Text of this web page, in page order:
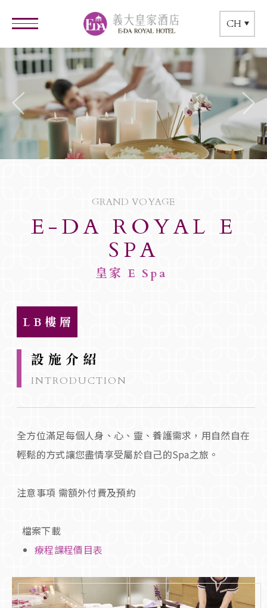
GRAND VOYAGE
E-DA ROYAL E
SPA
皇家 E Spa
設施介紹
INTRODUCTION
LB樓層
全方位滿足每個人身、心、靈、養護需求，用自然自在
輕鬆的方式讓您盡情享受屬於自己的Spa之旅。
注意事項 需額外付費及預約
檔案下載
療程課程價目表
CH